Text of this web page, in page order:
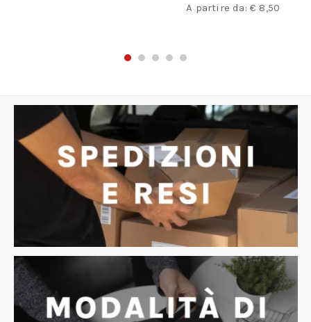
A partire da:€ 8,50